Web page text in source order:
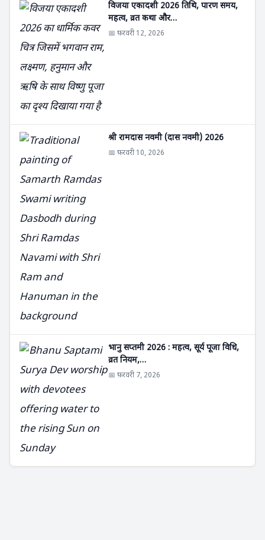
विजया एकादशी 2026 तिथि, पारण समय,
महत्व, व्रत कथा और…
📅 फ़रवरी 12, 2026
श्री रामदास नवमी (दास नवमी) 2026
📅 फ़रवरी 10, 2026
भानु सप्तमी 2026 : महत्व, सूर्य पूजा विधि,
व्रत नियम,…
📅 फ़रवरी 7, 2026